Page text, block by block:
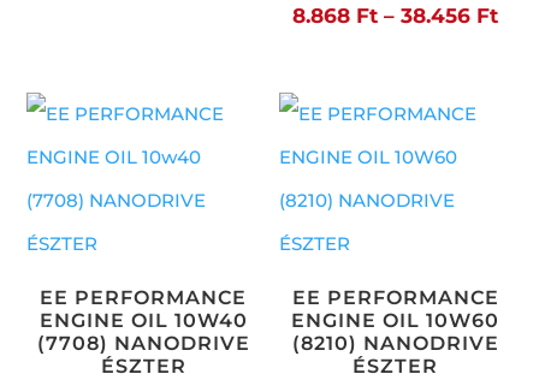
8.868 Ft – 38.456 Ft
EE PERFORMANCE
ENGINE OIL 10W40
(7708) NANODRIVE
ÉSZTER
EE PERFORMANCE
ENGINE OIL 10W60
(8210) NANODRIVE
ÉSZTER